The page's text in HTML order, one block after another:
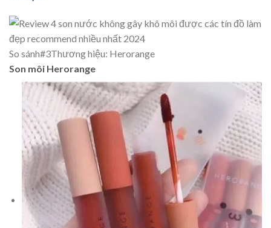
So sánh#3Thương hiệu: Herorange
Son môi Herorange